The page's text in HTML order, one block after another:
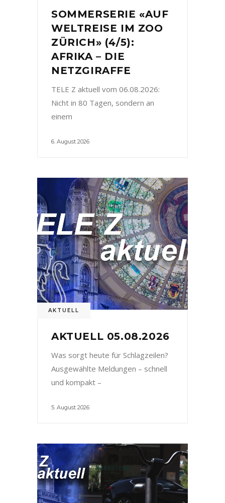
SOMMERSERIE «AUF
WELTREISE IM ZOO
ZÜRICH» (4/5):
AFRIKA – DIE
NETZGIRAFFE
TELE Z aktuell vom 06.08.2026:
Nicht in 80 Tagen, sondern an
einem
6. August 2026
AKTUELL
AKTUELL 05.08.2026
Was sorgt heute für Schlagzeilen?
Ausgewählte Meldungen – schnell
und kompakt –
5. August 2026